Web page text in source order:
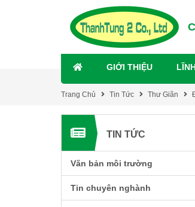
GIỚI THIỆU
Trang Chủ Tin Tức Thư Giãn
TIN TỨC
Văn bản môi trường
Tin chuyên nghành